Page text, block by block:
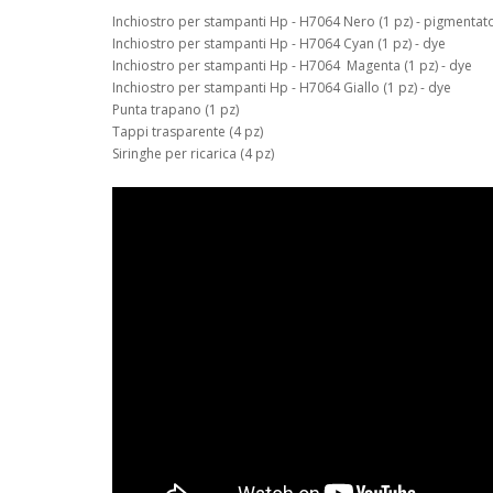
Inchiostro per stampanti Hp - H7064 Nero (1 pz) -
Inchiostro per stampanti Hp - H7064 Cyan (1 pz) - dye
Inchiostro per stampanti Hp - H7064 Magenta (1 pz) - dye
Inchiostro per stampanti Hp - H7064 Giallo (1 pz) - dye
Punta trapano (1 pz)
Tappi trasparente (4 pz)
Siringhe per ricarica (4 pz)